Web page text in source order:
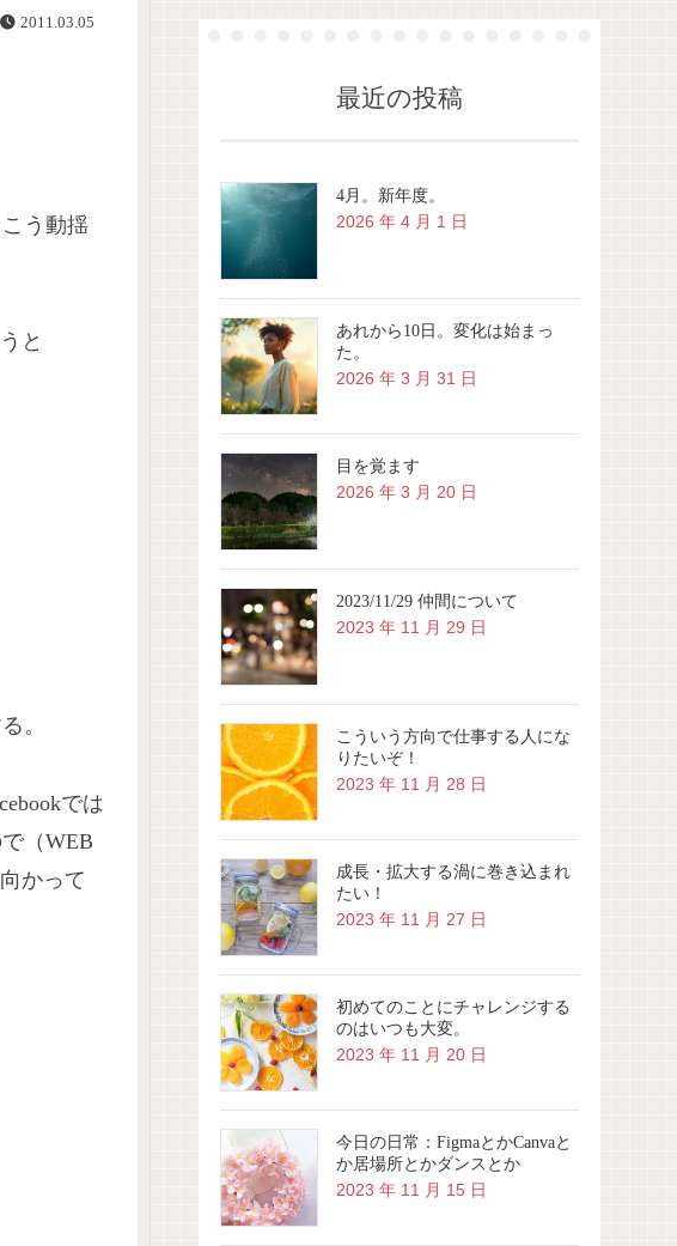
2011.03.05
う動揺
と
。
では
（WEB
かって
最近の投稿
4月。新年度。
2026 年 4 月 1 日
あれから10日。変化は始まっ
た。
2026 年 3 月 31 日
目を覚ます
2026 年 3 月 20 日
2023/11/29 仲間について
2023 年 11 月 29 日
こういう方向で仕事する人にな
りたいぞ！
2023 年 11 月 28 日
成長・拡大する渦に巻き込まれ
たい！
2023 年 11 月 27 日
初めてのことにチャレンジする
のはいつも大変。
2023 年 11 月 20 日
今日の日常：FigmaとかCanvaと
か居場所とかダンスとか
2023 年 11 月 15 日